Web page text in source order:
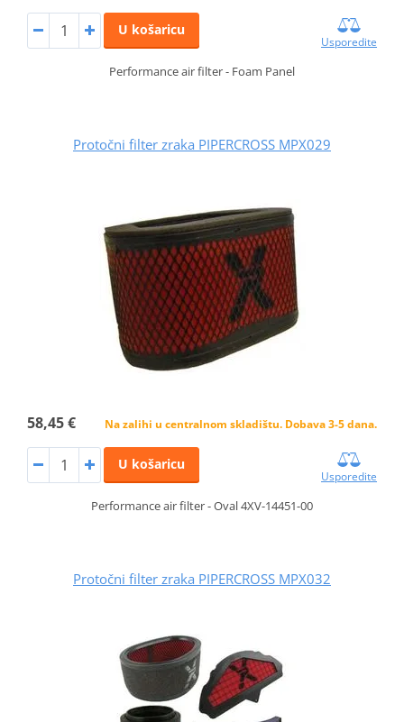
U košaricu
Usporedite
Performance air filter - Foam Panel
Protočni filter zraka PIPERCROSS MPX029
58,45 € Na zalihi u centralnom skladištu. Dobava 3-5 dana.
U košaricu
Usporedite
Performance air filter - Oval 4XV-14451-00
Protočni filter zraka PIPERCROSS MPX032